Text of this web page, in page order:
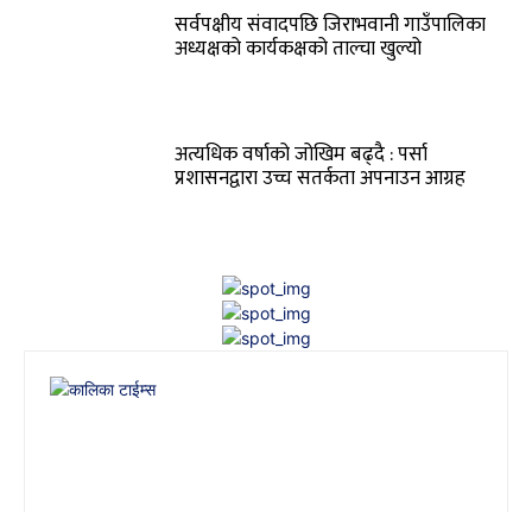
सर्वपक्षीय संवादपछि जिराभवानी गाउँपालिका
अध्यक्षको कार्यकक्षको ताल्चा खुल्यो
अत्यधिक वर्षाको जोखिम बढ्दै : पर्सा
प्रशासनद्वारा उच्च सतर्कता अपनाउन आग्रह